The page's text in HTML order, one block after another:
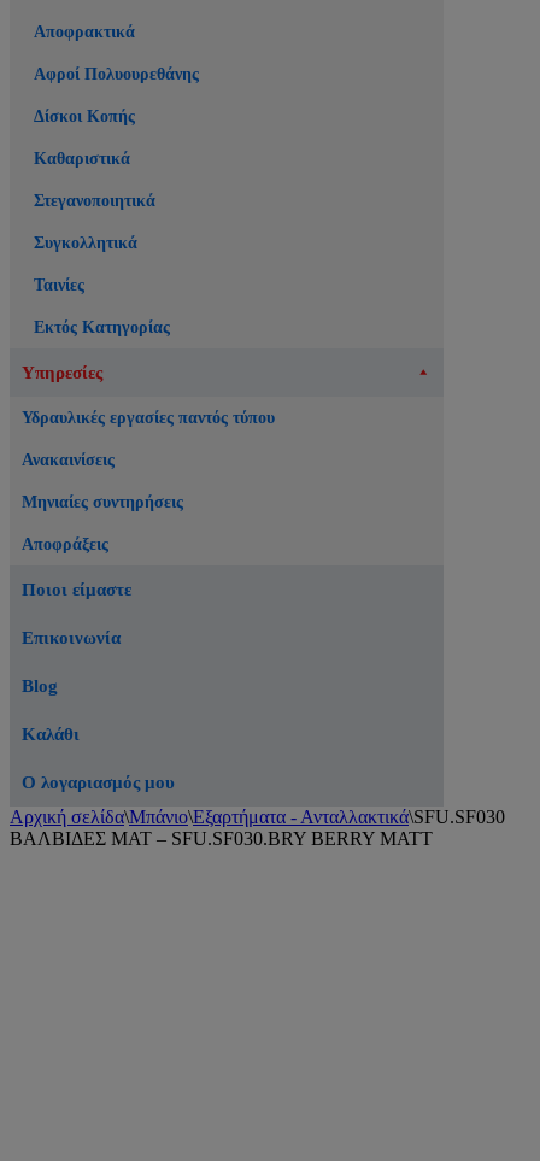
Αποφρακτικά
Αφροί Πολυουρεθάνης
Δίσκοι Κοπής
Καθαριστικά
Στεγανοποιητικά
Συγκολλητικά
Ταινίες
Εκτός Κατηγορίας
Υπηρεσίες
Υδραυλικές εργασίες παντός τύπου
Ανακαινίσεις
Μηνιαίες συντηρήσεις
Αποφράξεις
Ποιοι είμαστε
Επικοινωνία
Blog
Καλάθι
Ο λογαριασμός μου
Αρχική σελίδα\Μπάνιο\Εξαρτήματα - Ανταλλακτικά\SFU.SF030
ΒΑΛΒΙΔΕΣ ΜΑΤ – SFU.SF030.BRY BERRY MATT